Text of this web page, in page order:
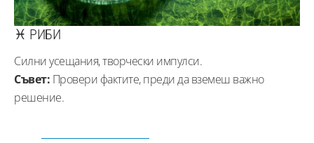
♓ РИБИ
Силни усещания, творчески импулси.
Съвет: Провери фактите, преди да вземеш важно
решение.